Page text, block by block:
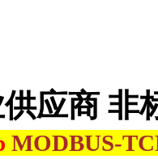
应商 非
MODBUS-